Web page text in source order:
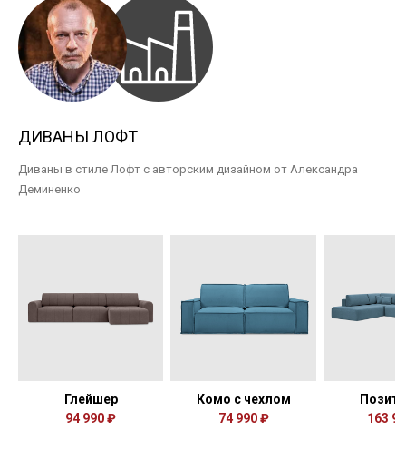
ДИВАНЫ ЛОФТ
Диваны в стиле Лофт с авторским дизайном от Александра
Деминенко
Глейшер
94 990 ₽
Комо с чехлом
74 990 ₽
163